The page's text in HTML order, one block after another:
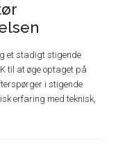
et stadigt stigende
til at øge optaget på
i stigende
erfaring med teknisk,